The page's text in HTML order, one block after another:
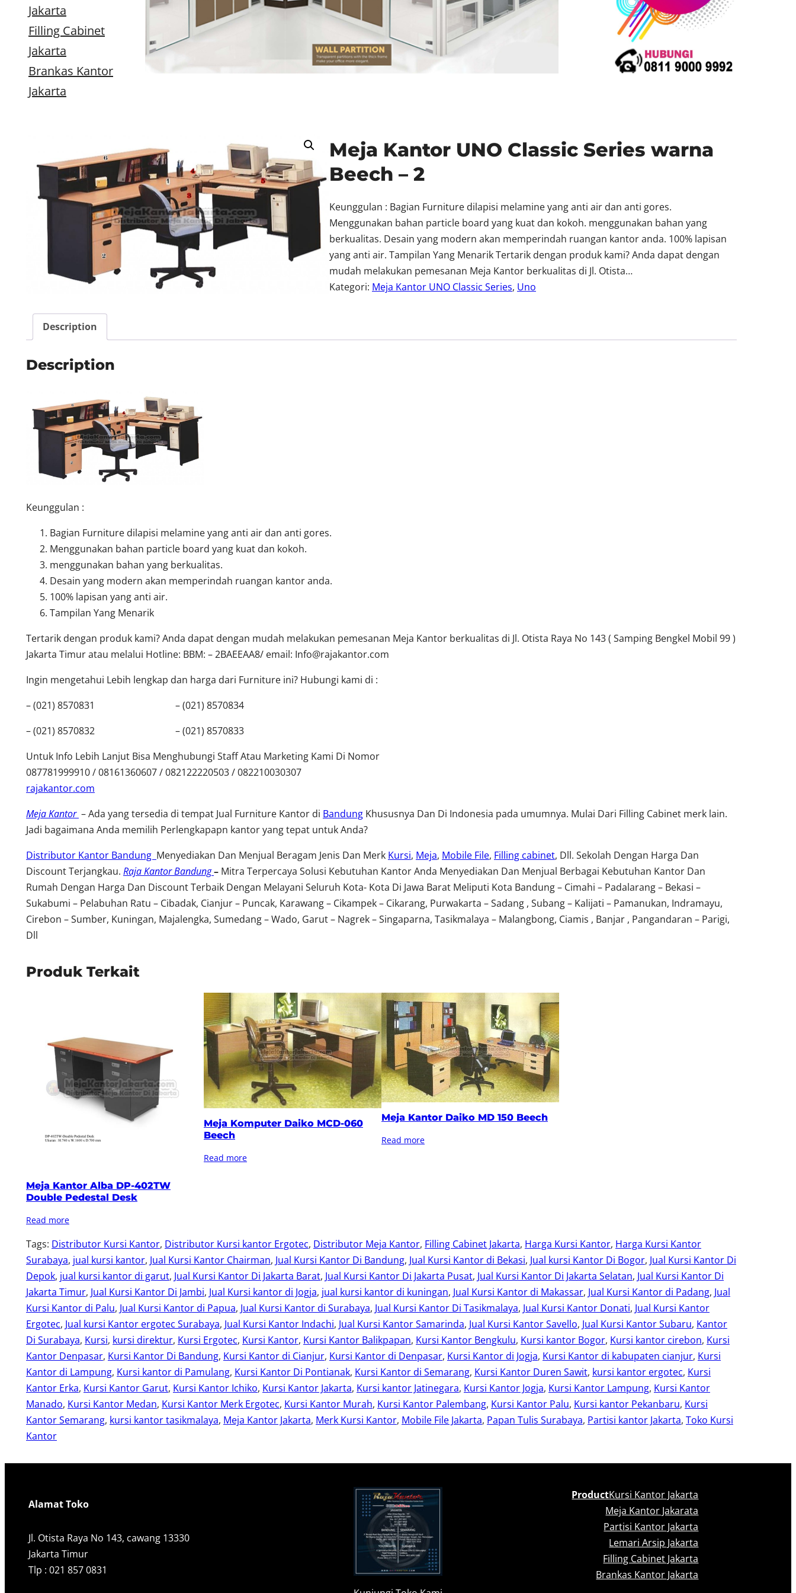
Jakarta
Filling Cabinet
Jakarta
Brankas Kantor
Jakarta
Meja Kantor UNO Classic Series warna
Beech – 2
Keunggulan : Bagian Furniture dilapisi melamine yang anti air dan anti gores.
Menggunakan bahan particle board yang kuat dan kokoh. menggunakan bahan yang
berkualitas. Desain yang modern akan memperindah ruangan kantor anda. 100% lapisan
yang anti air. Tampilan Yang Menarik Tertarik dengan produk kami? Anda dapat dengan
mudah melakukan pemesanan Meja Kantor berkualitas di Jl. Otista…
Kategori: Meja Kantor UNO Classic Series, Uno
Description
Description
Keunggulan :
Bagian Furniture dilapisi melamine yang anti air dan anti gores.
Menggunakan bahan particle board yang kuat dan kokoh.
menggunakan bahan yang berkualitas.
Desain yang modern akan memperindah ruangan kantor anda.
100% lapisan yang anti air.
Tampilan Yang Menarik
Tertarik dengan produk kami? Anda dapat dengan mudah melakukan pemesanan Meja Kantor berkualitas di Jl. Otista Raya No 143 ( Samping Bengkel Mobil 99 )
Jakarta Timur atau melalui Hotline: BBM: – 2BAEEAA8/ email: Info@rajakantor.com
Ingin mengetahui Lebih lengkap dan harga dari Furniture ini? Hubungi kami di :
– (021) 8570831 – (021) 8570834
– (021) 8570832 – (021) 8570833
Untuk Info Lebih Lanjut Bisa Menghubungi Staff Atau Marketing Kami Di Nomor
087781999910 / 08161360607 / 082122220503 / 082210030307
rajakantor.com
Meja Kantor – Ada yang tersedia di tempat Jual Furniture Kantor di Bandung Khususnya Dan Di Indonesia pada umumnya. Mulai Dari Filling Cabinet merk lain.
Jadi bagaimana Anda memilih Perlengkapapn kantor yang tepat untuk Anda?
Distributor Kantor Bandung Menyediakan Dan Menjual Beragam Jenis Dan Merk Kursi, Meja, Mobile File, Filling cabinet, Dll. Sekolah Dengan Harga Dan
Discount Terjangkau. Raja Kantor Bandung– Mitra Terpercaya Solusi Kebutuhan Kantor Anda Menyediakan Dan Menjual Berbagai Kebutuhan Kantor Dan
Rumah Dengan Harga Dan Discount Terbaik Dengan Melayani Seluruh Kota- Kota Di Jawa Barat Meliputi Kota Bandung – Cimahi – Padalarang – Bekasi –
Sukabumi – Pelabuhan Ratu – Cibadak, Cianjur – Puncak, Karawang – Cikampek – Cikarang, Purwakarta – Sadang , Subang – Kalijati – Pamanukan, Indramayu,
Cirebon – Sumber, Kuningan, Majalengka, Sumedang – Wado, Garut – Nagrek – Singaparna, Tasikmalaya – Malangbong, Ciamis , Banjar , Pangandaran – Parigi,
Dll
Produk Terkait
Meja Kantor Alba DP-402TW
Double Pedestal Desk
Read more
Meja Komputer Daiko MCD-060
Beech
Read more
Meja Kantor Daiko MD 150 Beech
Read more
Tags: Distributor Kursi Kantor, Distributor Kursi kantor Ergotec, Distributor Meja Kantor, Filling Cabinet Jakarta, Harga Kursi Kantor, Harga Kursi Kantor
Surabaya, jual kursi kantor, Jual Kursi Kantor Chairman, Jual Kursi Kantor Di Bandung, Jual Kursi Kantor di Bekasi, Jual kursi Kantor Di Bogor, Jual Kursi Kantor Di
Depok, jual kursi kantor di garut, Jual Kursi Kantor Di Jakarta Barat, Jual Kursi Kantor Di Jakarta Pusat, Jual Kursi Kantor Di Jakarta Selatan, Jual Kursi Kantor Di
Jakarta Timur, Jual Kursi Kantor Di Jambi, Jual Kursi kantor di Jogja, jual kursi kantor di kuningan, Jual Kursi Kantor di Makassar, Jual Kursi Kantor di Padang, Jual
Kursi Kantor di Palu, Jual Kursi Kantor di Papua, Jual Kursi Kantor di Surabaya, Jual Kursi Kantor Di Tasikmalaya, Jual Kursi Kantor Donati, Jual Kursi Kantor
Ergotec, Jual kursi Kantor ergotec Surabaya, Jual Kursi Kantor Indachi, Jual Kursi Kantor Samarinda, Jual Kursi Kantor Savello, Jual Kursi Kantor Subaru, Kantor
Di Surabaya, Kursi, kursi direktur, Kursi Ergotec, Kursi Kantor, Kursi Kantor Balikpapan, Kursi Kantor Bengkulu, Kursi kantor Bogor, Kursi kantor cirebon, Kursi
Kantor Denpasar, Kursi Kantor Di Bandung, Kursi Kantor di Cianjur, Kursi Kantor di Denpasar, Kursi Kantor di Jogja, Kursi Kantor di kabupaten cianjur, Kursi
Kantor di Lampung, Kursi kantor di Pamulang, Kursi Kantor Di Pontianak, Kursi Kantor di Semarang, Kursi Kantor Duren Sawit, kursi kantor ergotec, Kursi
Kantor Erka, Kursi Kantor Garut, Kursi Kantor Ichiko, Kursi Kantor Jakarta, Kursi kantor Jatinegara, Kursi Kantor Jogja, Kursi Kantor Lampung, Kursi Kantor
Manado, Kursi Kantor Medan, Kursi Kantor Merk Ergotec, Kursi Kantor Murah, Kursi Kantor Palembang, Kursi Kantor Palu, Kursi kantor Pekanbaru, Kursi
Kantor Semarang, kursi kantor tasikmalaya, Meja Kantor Jakarta, Merk Kursi Kantor, Mobile File Jakarta, Papan Tulis Surabaya, Partisi kantor Jakarta, Toko Kursi
Kantor
Alamat Toko
Jl. Otista Raya No 143, cawang 13330
Jakarta Timur
Tlp : 021 857 0831
ProductKursi Kantor Jakarta
Meja Kantor Jakarata
Partisi Kantor Jakarta
Lemari Arsip Jakarta
Filling Cabinet Jakarta
Brankas Kantor Jakarta